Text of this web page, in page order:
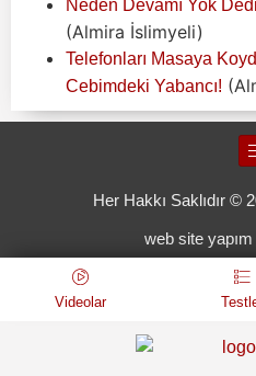
Neden Devamı Yok
(Almira İslimyeli)
Telefonları Masaya
Cebimdeki Yabancı!
Her Hakkı Saklıdır ©
web site
Videolar